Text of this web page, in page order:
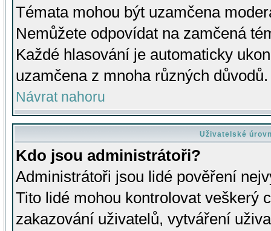
Témata mohou být uzamčena
Nemůžete odpovídat na zamčená
Každé hlasování je automaticky
uzamčena z mnoha různých důvodů.
Návrat nahoru
Uživatelské
Kdo jsou administrátoři?
Administrátoři jsou lidé pověření
Tito lidé mohou kontrolovat veškerý
zakazování uživatelů, vytváření